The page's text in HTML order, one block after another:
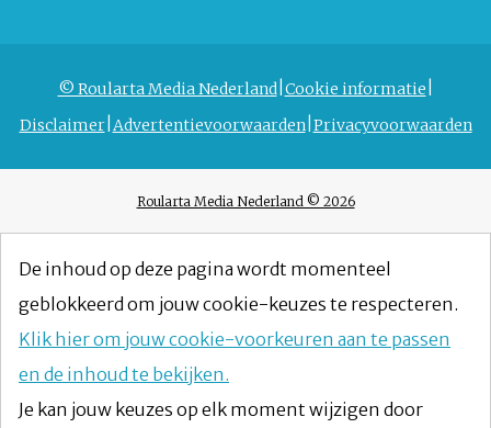
© Roularta Media Nederland Cookie informatie
Disclaimer Advertentievoorwaarden Privacyvoorwaarden
Roularta Media Nederland © 2026
De inhoud op deze pagina wordt momenteel
geblokkeerd om jouw cookie-keuzes te respecteren.
Klik hier om jouw cookie-voorkeuren aan te passen
en de inhoud te bekijken.
Je kan jouw keuzes op elk moment wijzigen door